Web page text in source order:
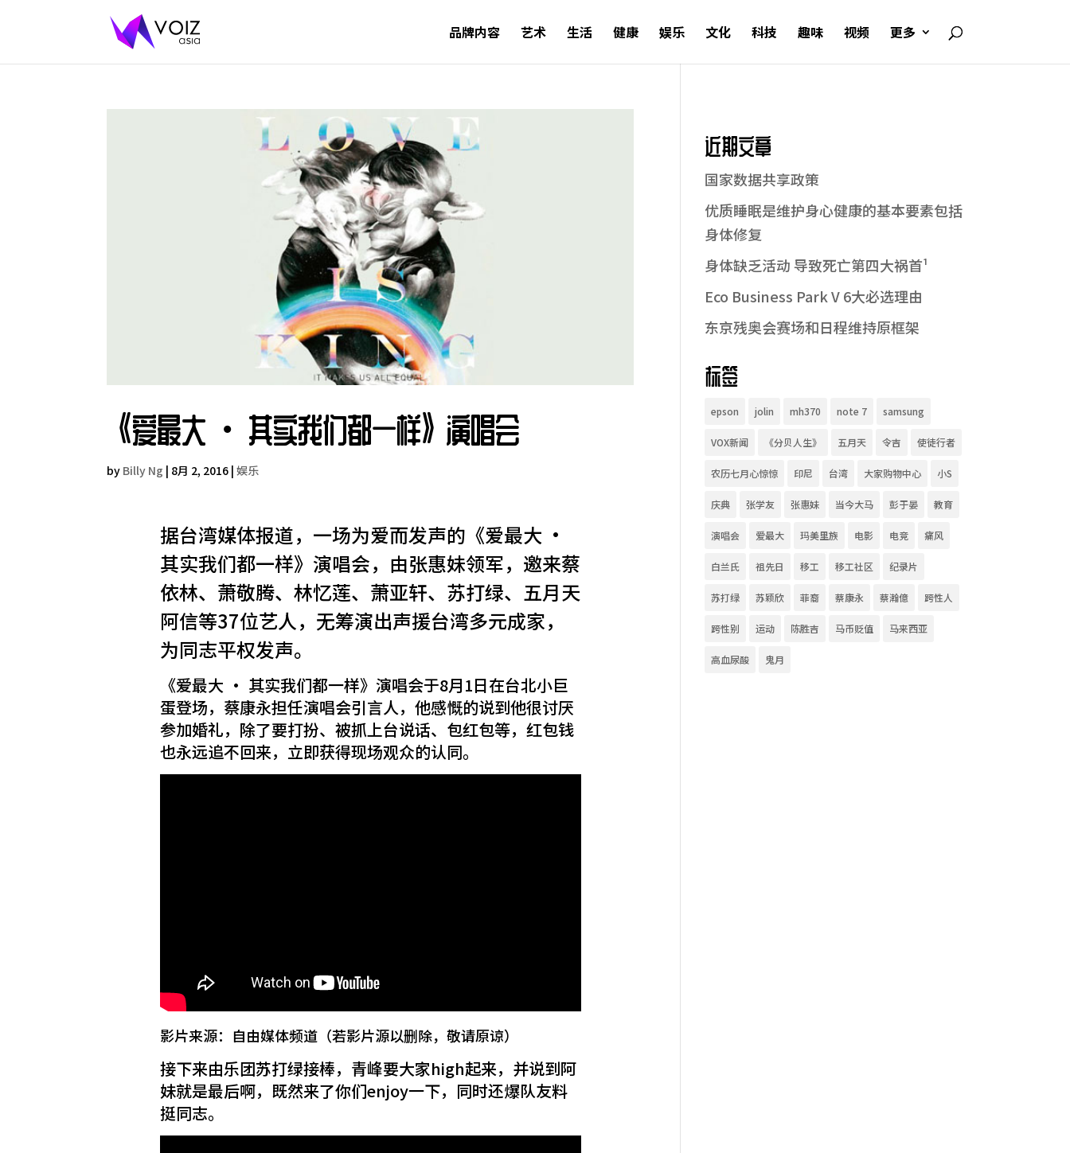
品牌内容 艺术 生活 健康 娱乐 文化 科技 趣味 视频 更多
《爱最大 ‧ 其实我们都一样》演唱会
by Billy Ng | 8月 2, 2016 |娱乐
据台湾媒体报道，一场为爱而发声的《爱最大 ‧
其实我们都一样》演唱会，由张惠妹领军，邀来蔡
依林、萧敬腾、林忆莲、萧亚轩、苏打绿、五月天
阿信等37位艺人，无筹演出声援台湾多元成家，
为同志平权发声。
《爱最大 ‧ 其实我们都一样》演唱会于8月1日在台北小巨
蛋登场，蔡康永担任演唱会引言人，他感慨的说到他很讨厌
参加婚礼，除了要打扮、被抓上台说话、包红包等，红包钱
也永远追不回来，立即获得现场观众的认同。
影片来源：自由媒体频道（若影片源以删除，敬请原谅）
接下来由乐团苏打绿接棒，青峰要大家high起来，并说到阿
妹就是最后啊，既然来了你们enjoy一下，同时还爆队友料
挺同志。
近期文章
国家数据共享政策
优质睡眠是维护身心健康的基本要素包括
身体修复
身体缺乏活动 导致死亡第四大祸首¹
Eco Business Park V 6大必选理由
东京残奥会赛场和日程维持原框架
标签
epson jolin mh370 note 7 samsung
VOX新闻 《分贝人生》 五月天 令吉 使徒行者
农历七月心惊惊 印尼 台湾 大家购物中心 小S
庆典 张学友 张惠妹 当今大马 彭于晏 教育
演唱会 爱最大 玛美里族 电影 电竞 痛风
白兰氏 祖先日 移工 移工社区 纪录片
苏打绿 苏颖欣 菲裔 蔡康永 蔡瀚億 跨性人
跨性别 运动 陈胜吉 马币贬值 马来西亚
高血尿酸 鬼月